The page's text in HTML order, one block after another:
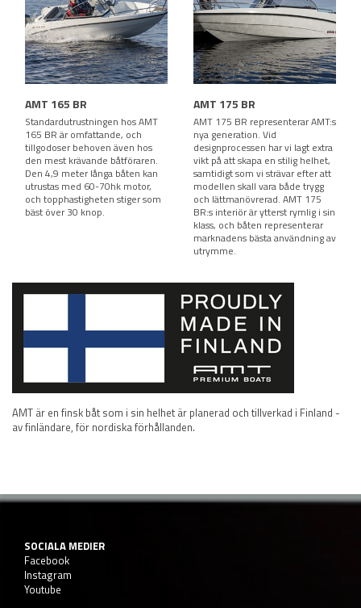
AMT 165 BR
Standardutrustningen hos AMT
165 BR är omfattande, och
tillgodoser behoven även hos
den mest krävande båtföraren.
Den 4,9 meter långa båten kan
utrustas med 60-70hk motor,
och topphastigheten stiger som
bäst över 30 knop.
AMT 175 BR
AMT 175 BR representerar AMT:s
nya generation. Vid
designprocessen har vi lagt extra
vikt på att skapa en stilig helhet,
samtidigt som vi strävar efter att
modellen skall vara både trygg
och lättmanövrerad. AMT 175
BR:s interiör är ytterst rymlig i sin
klass, och båten representerar
marknadens bästa användning av
utrymme.
AMT är en finsk båt som i sin helhet är planerad och tillverkad i Finland -
av finländare, för nordiska förhållanden.
SOCIALA MEDIER
Facebook
Instagram
Youtube